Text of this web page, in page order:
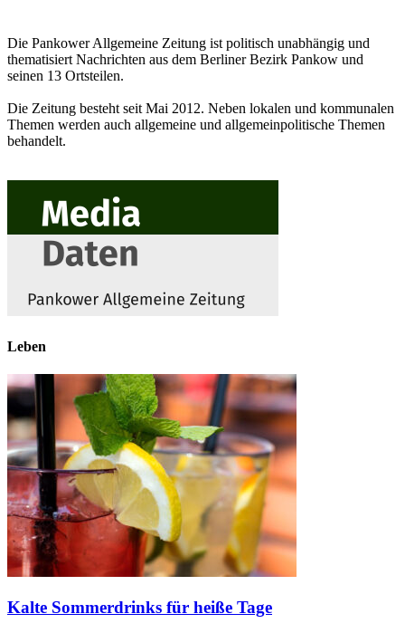
Die Pankower Allgemeine Zeitung ist politisch unabhängig und
thematisiert Nachrichten aus dem Berliner Bezirk Pankow und
seinen 13 Ortsteilen.
Die Zeitung besteht seit Mai 2012. Neben lokalen und kommunalen
Themen werden auch allgemeine und allgemeinpolitische Themen
behandelt.
Leben
Kalte Sommerdrinks für heiße Tage